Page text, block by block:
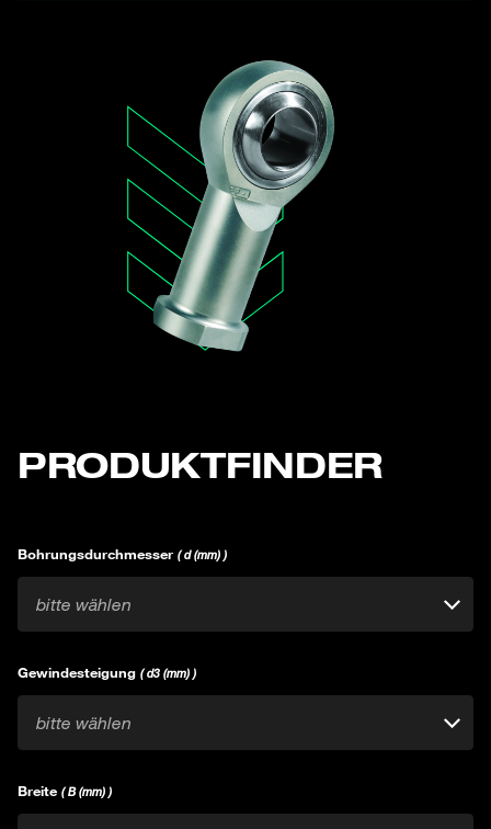
PRODUKTFINDER
Bohrungsdurchmesser ( d (mm) )
bitte wählen
Gewindesteigung ( d3 (mm) )
bitte wählen
Breite ( B (mm) )